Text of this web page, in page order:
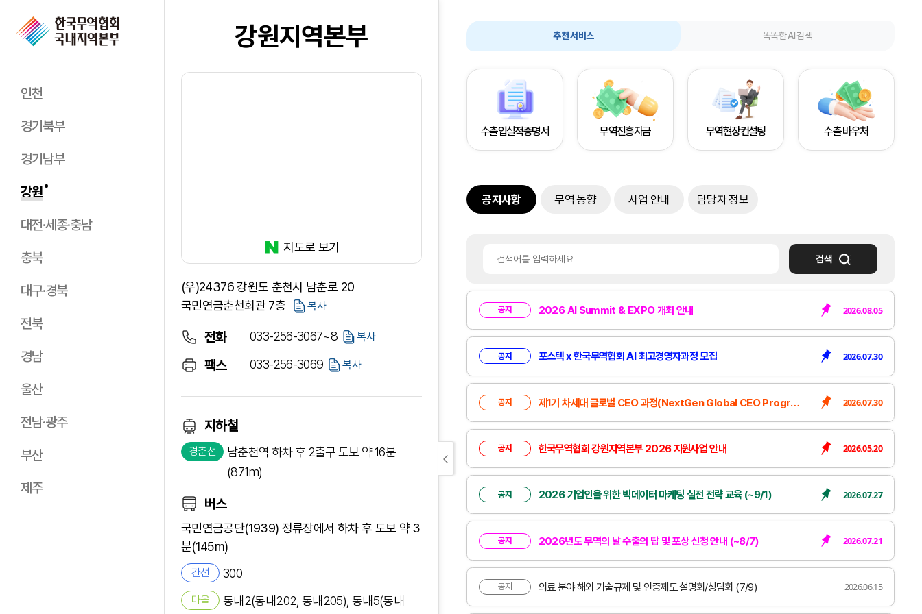
인천
경기북부
경기남부
강원
대전·세종·충남
충북
대구·경북
전북
경남
울산
전남·광주
부산
제주
강원지역본부
지도로 보기
(우)24376 강원도 춘천시 남춘로 20
국민연금춘천회관 7층
복사
전화 033-256-3067~8 복사
팩스 033-256-3069 복사
지하철
경춘선
남춘천역 하차 후 2출구 도보 약 16분
(871m)
버스
국민연금공단(1939) 정류장에서 하차 후 도보 약 3
분(145m)
간선 300
마을
동내2(동내202, 동내205), 동내5(동내
추천 서비스 똑똑한 AI 검색
수출입실적증명서 무역진흥자금 무역현장컨설팅 수출 바우처
공지사항 무역 동향 사업 안내 담당자 정보
검색
공지 2026 AI Summit & EXPO 개최 안내 2026.08.05
공지 포스텍 x 한국무역협회 AI 최고경영자과정 모집 2026.07.30
공지 제1기 차세대 글로벌 CEO 과정(NextGen Global CEO Program) 모집 2026.07.30
공지 한국무역협회 강원지역본부 2026 지원사업 안내 2026.05.20
공지 2026 기업인을 위한 빅데이터 마케팅 실전 전략 교육 (~9/1) 2026.07.27
공지 2026년도 무역의 날 수출의 탑 및 포상 신청 안내 (~8/7) 2026.07.21
공지 의료 분야 해외 기술규제 및 인증제도 설명회/상담회 (7/9) 2026.06.15